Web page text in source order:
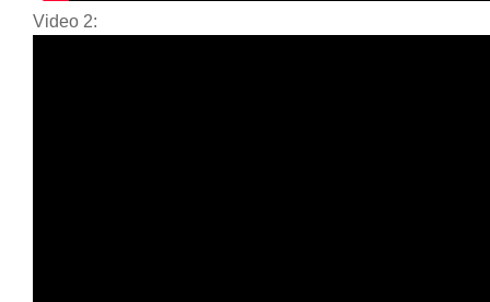
Video 2: